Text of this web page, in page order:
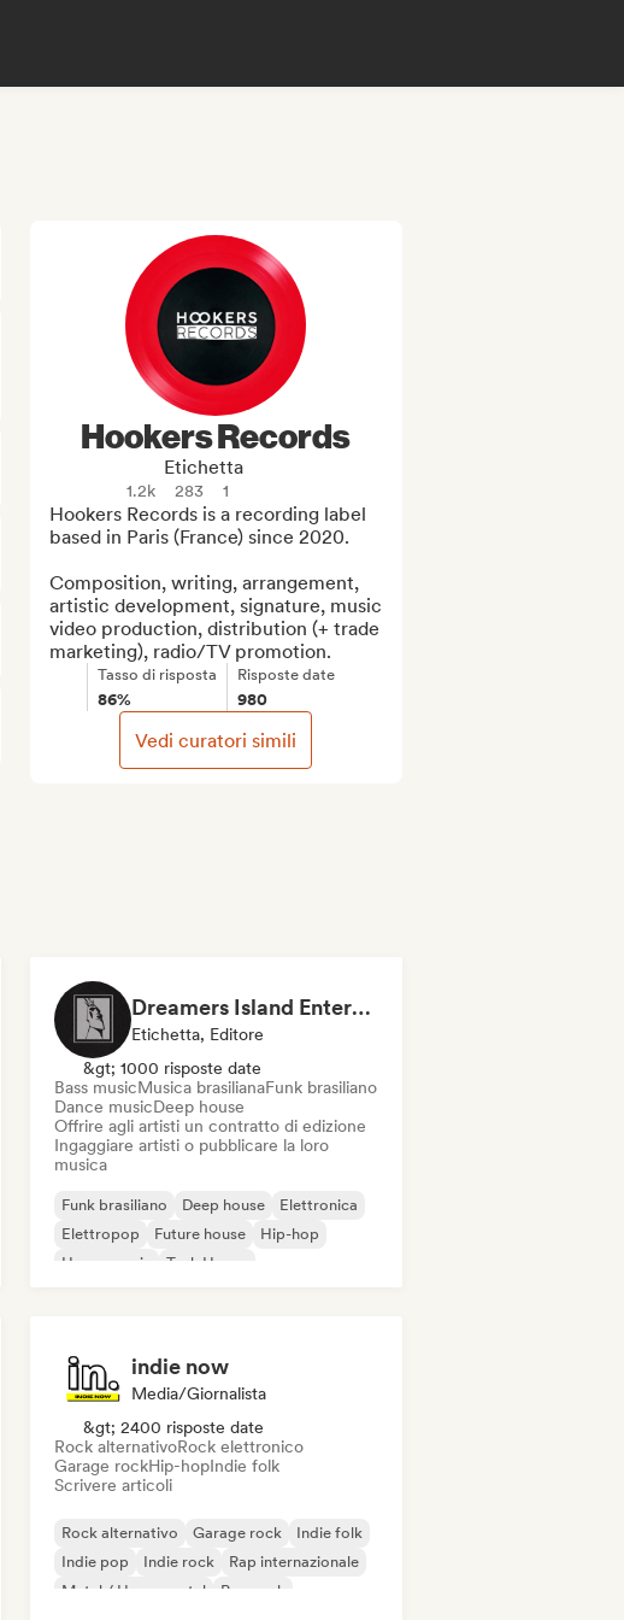
Hookers Records
Etichetta
1.2k 283 1
Hookers Records is a recording label
based in Paris (France) since 2020.
Composition, writing, arrangement,
artistic development, signature, music
video production, distribution (+ trade
marketing), radio/TV promotion.
Tasso di risposta
86%
Risposte date
980
Vedi curatori simili
Dreamers Island Entertainment
Etichetta, Editore
&gt; 1000 risposte date
Bass musicMusica brasilianaFunk brasiliano
Dance musicDeep house
Offrire agli artisti un contratto di edizione
Ingaggiare artisti o pubblicare la loro
musica
Funk brasiliano Deep house
Elettronica
Elettropop
Future house
Hip-hop
House music
Tech House
indie now
Media/Giornalista
&gt; 2400 risposte date
Rock alternativoRock elettronico
Garage rockHip-hopIndie folk
Scrivere articoli
Rock alternativo Garage rock
Indie folk
Indie pop
Indie rock
Rap internazionale
Metal / Heavy metal
Pop rock